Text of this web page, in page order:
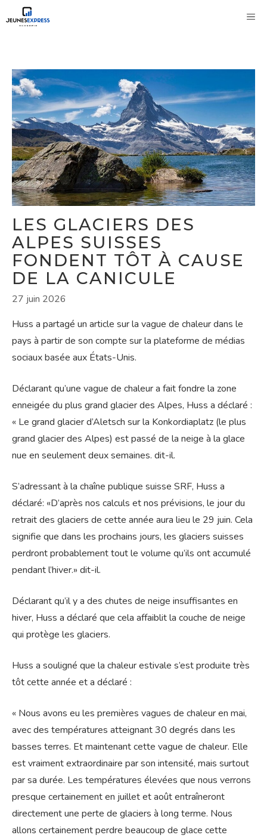
au
LES GLACIERS DES
ALPES SUISSES
FONDENT TÔT À CAUSE
DE LA CANICULE
27 juin 2026
Huss a partagé un article sur la vague de chaleur dans le
pays à partir de son compte sur la plateforme de médias
sociaux basée aux États-Unis.
Déclarant qu’une vague de chaleur a fait fondre la zone
enneigée du plus grand glacier des Alpes, Huss a déclaré :
« Le grand glacier d’Aletsch sur la Konkordiaplatz (le plus
grand glacier des Alpes) est passé de la neige à la glace
nue en seulement deux semaines. dit-il.
S’adressant à la chaîne publique suisse SRF, Huss a
déclaré: «D’après nos calculs et nos prévisions, le jour du
retrait des glaciers de cette année aura lieu le 29 juin. Cela
signifie que dans les prochains jours, les glaciers suisses
perdront probablement tout le volume qu’ils ont accumulé
pendant l’hiver.» dit-il.
Déclarant qu’il y a des chutes de neige insuffisantes en
hiver, Huss a déclaré que cela affaiblit la couche de neige
qui protège les glaciers.
Huss a souligné que la chaleur estivale s’est produite très
tôt cette année et a déclaré :
« Nous avons eu les premières vagues de chaleur en mai,
avec des températures atteignant 30 degrés dans les
basses terres. Et maintenant cette vague de chaleur. Elle
est vraiment extraordinaire par son intensité, mais surtout
par sa durée. Les températures élevées que nous verrons
presque certainement en juillet et août entraîneront
directement une perte de glaciers à long terme. Nous
allons certainement perdre beaucoup de glace cette